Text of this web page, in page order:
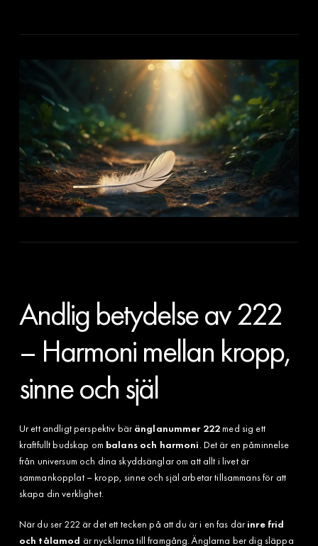
Andlig betydelse av 222
– Harmoni mellan kropp,
sinne och själ
Ur ett andligt perspektiv bär änglanummer 222med sig ett
kraftfullt budskap om balans och harmoni . Det är en påminnelse
från universum och dina skyddsänglar om att allt i livet är
sammankopplat – kropp, sinne och själ arbetar tillsammans för att
skapa din verklighet.
När du ser 222 är det ett tecken på att du är i en fas där inre frid
och tålamod är nycklarna till framgång. Änglarna ber dig släppa